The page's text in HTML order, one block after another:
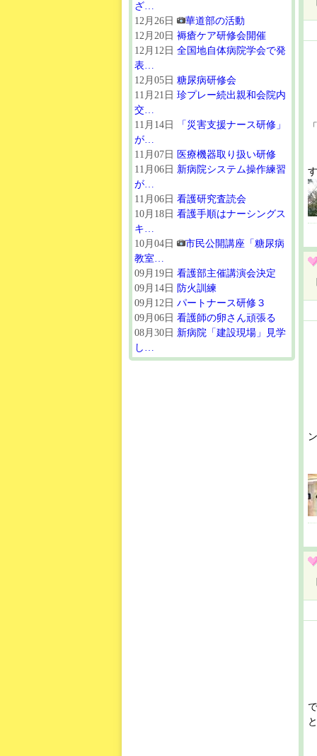
ざ…
12月26日
華道部の活動
12月20日 褥瘡ケア研修会開催
12月12日 全国地自体病院学会で発
表…
12月05日 糖尿病研修会
11月21日 珍プレー続出親和会院内
交…
11月14日
「災害支援ナース研修」
が…
11月07日
医療機器取り扱い研修
11月06日 新病院システム操作練習
が…
11月06日 看護研究査読会
10月18日 看護手順はナーシングス
キ…
10月04日
市民公開講座「糖尿病
教室…
09月19日 看護部主催講演会決定
09月14日 防火訓練
09月12日 パートナース研修３
09月06日 看護師の卵さん頑張る
08月30日 新病院「建設現場」見学
し…